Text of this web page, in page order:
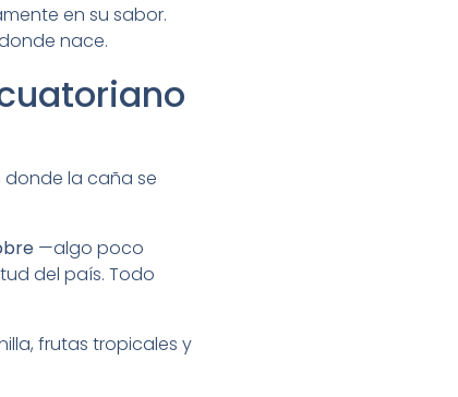
en su sabor.
nace.
donde la caña se
—algo poco
del país. Todo
frutas tropicales y